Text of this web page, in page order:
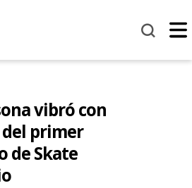
vibró con
primer
de Skate